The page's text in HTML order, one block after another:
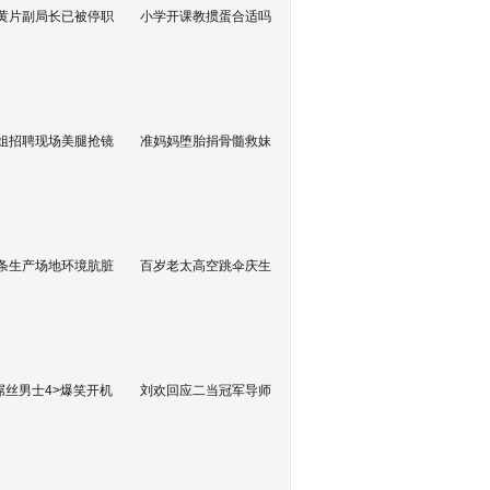
片副局长已被停职 小学开课教掼蛋合适吗
招聘现场美腿抢镜 准妈妈堕胎捐骨髓救妹
生产场地环境肮脏 百岁老太高空跳伞庆生
丝男士4>爆笑开机 刘欢回应二当冠军导师